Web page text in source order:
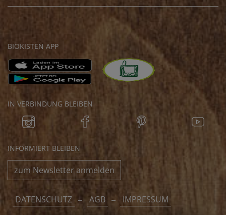
BIOKISTEN APP
IN VERBINDUNG BLEIBEN
INFORMIERT BLEIBEN
zum Newsletter anmelden
DATENSCHUTZ AGB IMPRESSUM